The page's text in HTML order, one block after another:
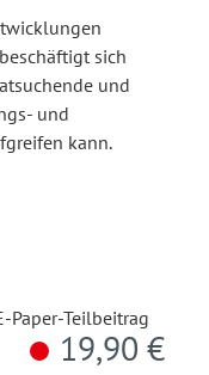
sich
und
und
kann.
Paper-Teilbeitrag
19,90 €